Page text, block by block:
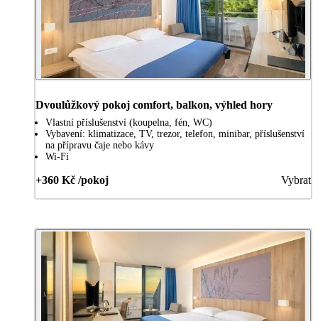
Dvoulůžkový pokoj comfort, balkon, výhled hory
Vlastní příslušenství (koupelna, fén, WC)
Vybavení: klimatizace, TV, trezor, telefon, minibar, příslušenství
na přípravu čaje nebo kávy
Wi-Fi
+360 Kč /pokoj Vybrat